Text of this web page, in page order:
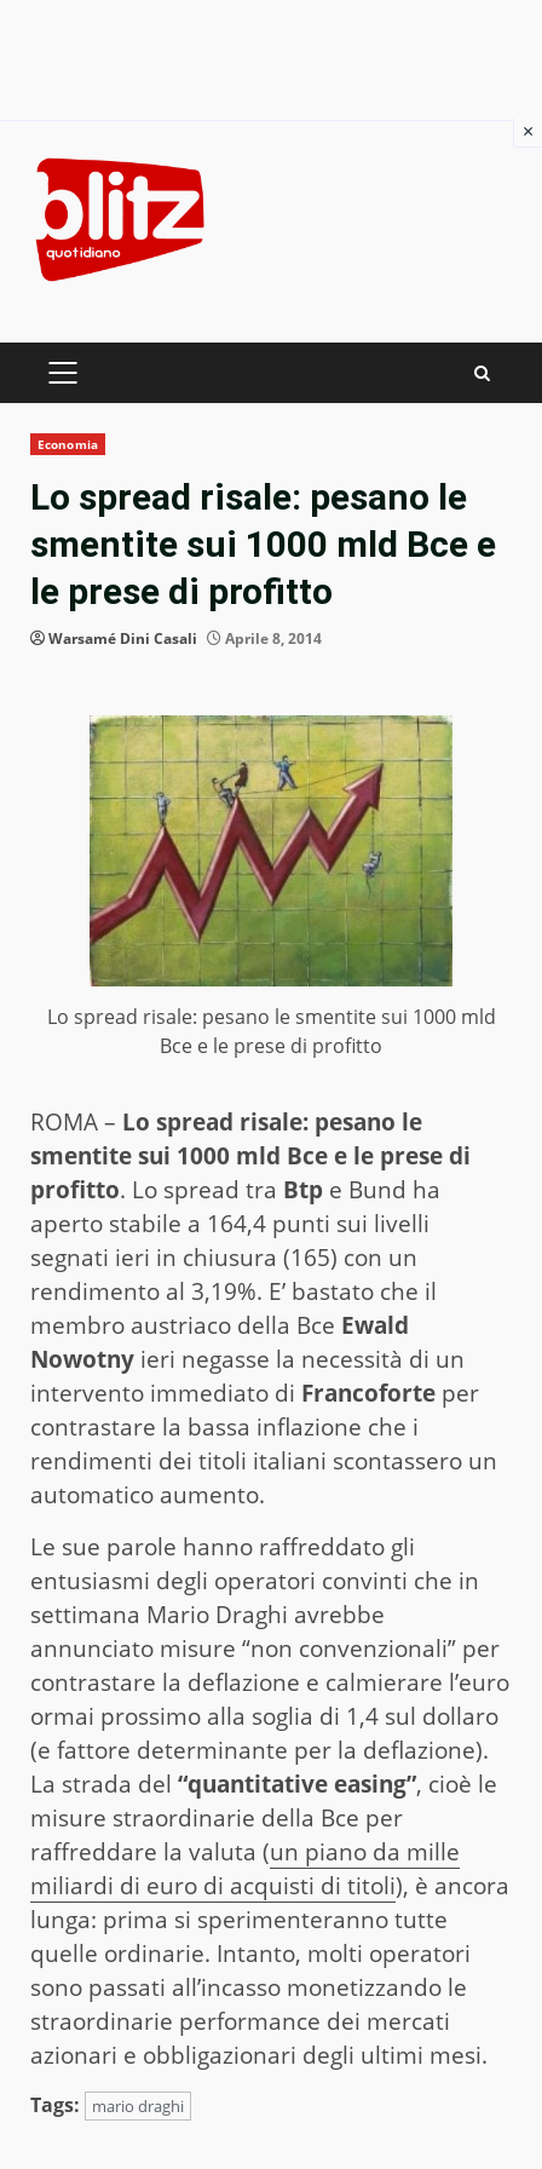
content
PRIMARY
Economia
Lo spread risale: pesano le
smentite sui 1000 mld Bce e
le prese di profitto
Warsamé Dini Casali Aprile 8, 2014
Lo spread risale: pesano le smentite sui 1000 mld
Bce e le prese di profitto
ROMA – Lo spread risale: pesano le
smentite sui 1000 mld Bce e le prese di
profitto. Lo spread tra Btp e Bund ha
aperto stabile a 164,4 punti sui livelli
segnati ieri in chiusura (165) con un
rendimento al 3,19%. E’ bastato che il
membro austriaco della Bce Ewald
Nowotny ieri negasse la necessità di un
intervento immediato di Francoforte per
contrastare la bassa inflazione che i
rendimenti dei titoli italiani scontassero un
automatico aumento.
Le sue parole hanno raffreddato gli
entusiasmi degli operatori convinti che in
settimana Mario Draghi avrebbe
annunciato misure “non convenzionali” per
contrastare la deflazione e calmierare l’euro
ormai prossimo alla soglia di 1,4 sul dollaro
(e fattore determinante per la deflazione).
La strada del “quantitative easing”, cioè le
misure straordinarie della Bce per
raffreddare la valuta (un piano da mille
miliardi di euro di acquisti di titoli), è ancora
lunga: prima si sperimenteranno tutte
quelle ordinarie. Intanto, molti operatori
sono passati all’incasso monetizzando le
straordinarie performance dei mercati
azionari e obbligazionari degli ultimi mesi.
Tags: mario draghi
×